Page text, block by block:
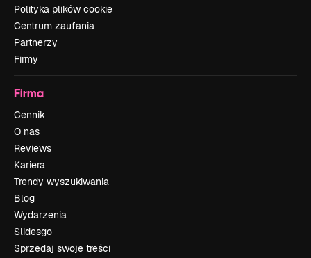
Polityka plików cookie
Centrum zaufania
Partnerzy
Firmy
Firma
Cennik
O nas
Reviews
Kariera
Trendy wyszukiwania
Blog
Wydarzenia
Slidesgo
Sprzedaj swoje treści